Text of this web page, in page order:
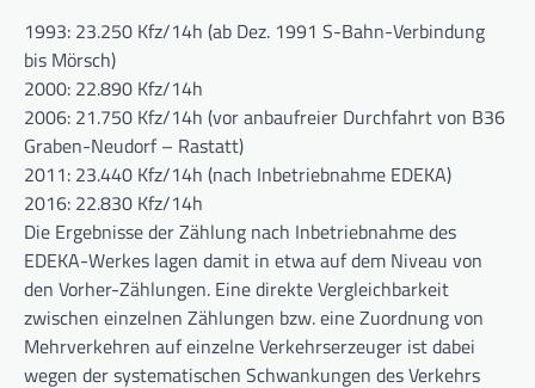
1993: 23.250 Kfz/14h (ab Dez. 1991 S-Bahn-Verbindung
bis Mörsch)
2000: 22.890 Kfz/14h
2006: 21.750 Kfz/14h (vor anbaufreier Durchfahrt von B36
Graben-Neudorf – Rastatt)
2011: 23.440 Kfz/14h (nach Inbetriebnahme EDEKA)
2016: 22.830 Kfz/14h
Die Ergebnisse der Zählung nach Inbetriebnahme des
EDEKA-Werkes lagen damit in etwa auf dem Niveau von
den Vorher-Zählungen. Eine direkte Vergleichbarkeit
zwischen einzelnen Zählungen bzw. eine Zuordnung von
Mehrverkehren auf einzelne Verkehrserzeuger ist dabei
wegen der systematischen Schwankungen des Verkehrs